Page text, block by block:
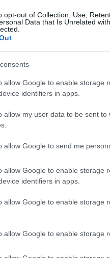
opt-out of Collection, Use,
Data that Is Unrelated
allow Google to enable storage
identifiers in apps.
allow my user data to be sent
allow Google to send me
allow Google to enable storage
identifiers in apps.
allow Google to enable storage
allow Google to enable storage
pentru mama miresei:
sa eviti cand iti alegi
răzgândești și vrei să
desigur. Descopera